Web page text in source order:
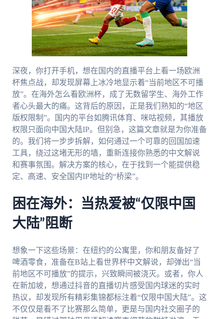
深夜，你打开手机，想在国内的直播平台上看一场欧洲
杯焦点战，却发现屏幕上冰冷地显示着“当前地区不可播
放”。在海外怎么看欧洲杯，成了无数留学生、海外工作
者心头最大的痛。这背后的原因，正是我们熟知的“地区
版权限制”。国内的平台如腾讯体育、咪咕视频，其播放
权限只面向中国大陆IP。但别急，这篇文章就是为你准备
的。我们将一步步拆解，如何通过一个可靠的回国加速
工具，绕过这堵无形的墙，重新连接你熟悉的中文解说
和赛事氛围。解决方案的核心，在于找到一个能提供稳
定、高速、安全国内IP地址的“桥梁”。
困在海外：当热爱被“仅限中国
大陆”阻断
想象一下这些场景：在纽约的公寓里，你和朋友备好了
啤酒零食，准备在B站上看世界杯中文解说，却弹出“当
前地区不可播放”的提示，兴致瞬间被浇灭。或者，你人
在新加坡，想通过抖音的直播切片感受国内球迷的实时
热议，却发现所有精彩集锦都标注着“仅限中国大陆”。这
不仅仅是看不了比赛那么简单，更是与国内社交圈子的